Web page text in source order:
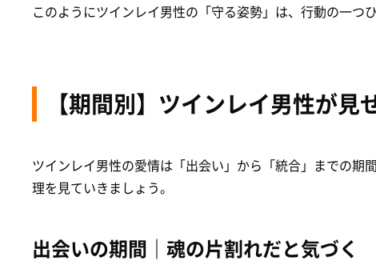
このようにツインレイ男性の「守る姿勢」は、行動の一つ
【期間別】ツインレイ男性が
ツインレイ男性の愛情は「出会い」から「統合」までの
理を見ていきましょう。
出会いの期間｜魂の片割れだと気づく